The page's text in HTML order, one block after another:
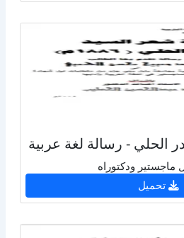
الحلي - رسالة لغة عربية
ماجستير ودكتوراه
تحميل